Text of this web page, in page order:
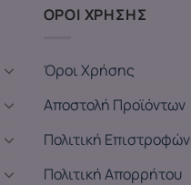
ΟΡΟΙ ΧΡΗΣΗΣ
Όροι Χρήσης
Αποστολή Προϊόντων
Πολιτική Επιστροφών
Πολιτική Απορρήτου